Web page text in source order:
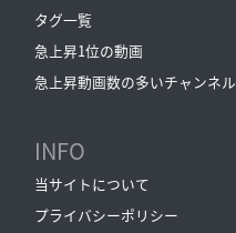
タグ一覧
急上昇1位の動画
急上昇動画数の多いチャンネル
INFO
当サイトについて
プライバシーポリシー